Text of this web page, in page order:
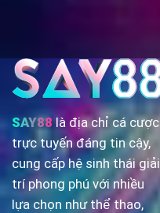
SAY88là địa chỉ cá cược
trực tuyến đáng tin cậy,
cung cấp hệ sinh thái giải
trí phong phú với nhiều
lựa chọn như thể thao,